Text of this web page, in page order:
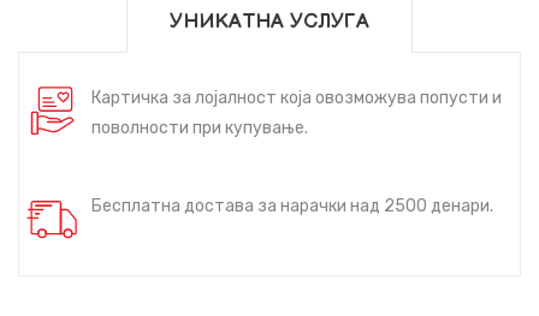
УНИКАТНА УСЛУГА
Картичка за лојалност која овозможува попусти и
поволности при купување.
Бесплатна достава за нарачки над 2500 денари.